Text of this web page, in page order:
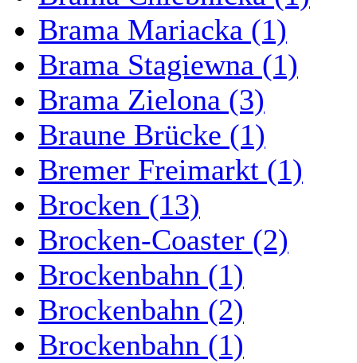
Brama Mariacka (1)
Brama Stagiewna (1)
Brama Zielona (3)
Braune Brücke (1)
Bremer Freimarkt (1)
Brocken (13)
Brocken-Coaster (2)
Brockenbahn (1)
Brockenbahn (2)
Brockenbahn (1)